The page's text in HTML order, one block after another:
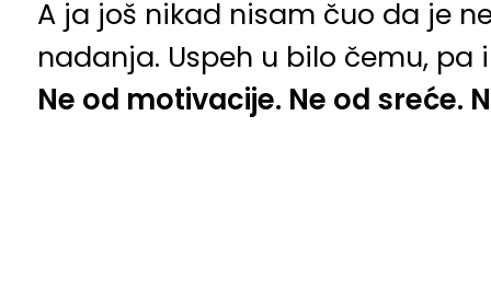
A ja još nikad nisam čuo da je
nadanja. Uspeh u bilo čemu,
Ne od motivacije. Ne od sreće.